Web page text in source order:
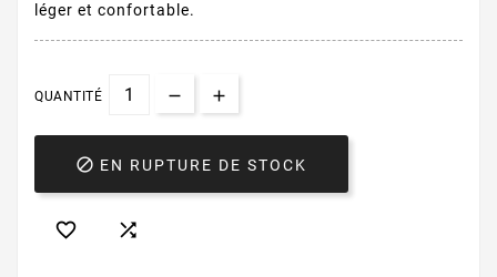
léger et confortable.
QUANTITÉ
 EN RUPTURE DE STOCK
 